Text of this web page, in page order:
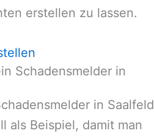
erstellen zu lassen.
Schadensmelder in
in Saalfeld
als Beispiel, damit man